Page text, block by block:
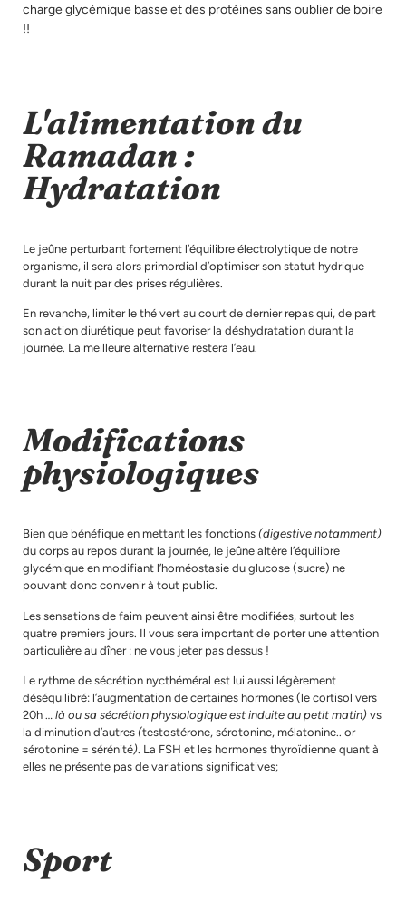
charge glycémique basse et des protéines sans oublier de boire
!!
L'alimentation du
Ramadan :
Hydratation
Le jeûne perturbant fortement l’équilibre électrolytique de notre
organisme, il sera alors primordial d’optimiser son statut hydrique
durant la nuit par des prises régulières.
En revanche, limiter le thé vert au court de dernier repas qui, de part
son action diurétique peut favoriser la déshydratation durant la
journée. La meilleure alternative restera l’eau.
Modifications
physiologiques
Bien que bénéfique en mettant les fonctions (digestive notamment)
du corps au repos durant la journée, le jeûne altère l’équilibre
glycémique en modifiant l’homéostasie du glucose (sucre) ne
pouvant donc convenir à tout public.
Les sensations de faim peuvent ainsi être modifiées, surtout les
quatre premiers jours. Il vous sera important de porter une attention
particulière au dîner : ne vous jeter pas dessus !
Le rythme de sécrétion nycthéméral est lui aussi légèrement
déséquilibré: l’augmentation de certaines hormones (le cortisol vers
20h … là ou sa sécrétion physiologique est induite au petit matin) vs
la diminution d’autres (testostérone, sérotonine, mélatonine.. or
sérotonine = sérénité). La FSH et les hormones thyroïdienne quant à
elles ne présente pas de variations significatives;
Sport